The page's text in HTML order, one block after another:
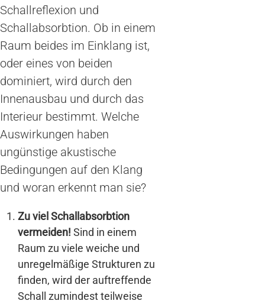
Schallreflexion und
Schallabsorbtion. Ob in einem
Raum beides im Einklang ist,
oder eines von beiden
dominiert, wird durch den
Innenausbau und durch das
Interieur bestimmt. Welche
Auswirkungen haben
ungünstige akustische
Bedingungen auf den Klang
und woran erkennt man sie?
Zu viel Schallabsorbtion
vermeiden! Sind in einem
Raum zu viele weiche und
unregelmäßige Strukturen zu
finden, wird der auftreffende
Schall zumindest teilweise